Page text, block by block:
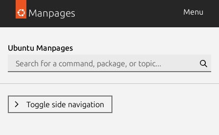
Manpages Menu
Ubuntu Manpages
Toggle side navigation